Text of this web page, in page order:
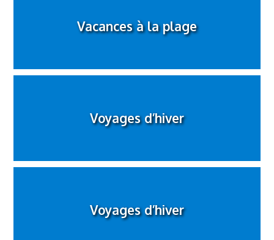
Vacances à la plage
Voyages d’hiver
Voyages d’hiver